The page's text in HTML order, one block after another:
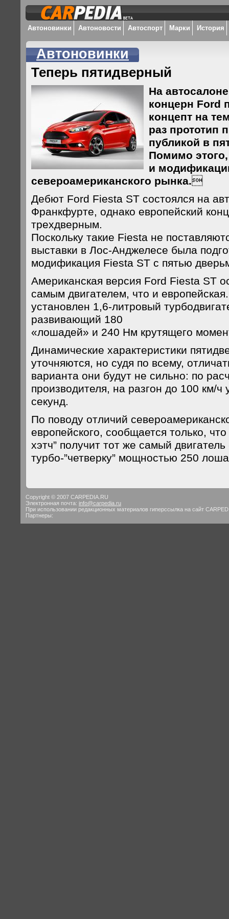
Автоновинки Автоновости Автоспорт Марки История
Автоновинки
Теперь пятидверный
На
концерн Ford
концепт на
раз прототип
публикой в
Помимо
и
североамериканского рынка.
Дебют Ford Fiesta ST состоялся на
Франкфурте, однако европейский
трехдверным.
Поскольку такие Fiesta не
выставки в Лос-Анджелесе была
модификация Fiesta ST с пятью
Американская версия Ford Fiesta ST
самым двигателем, что и
установлен 1,6-литровый
развивающий 180
«лошадей» и 240 Нм крутящего
Динамические характеристики
уточняются, но судя по всему,
варианта они будут не сильно: по
производителя, на разгон до 100 км/
секунд.
По поводу отличий
европейского, сообщается только,
хэтч” получит тот же самый
турбо-”четверку” мощностью 250
Copyright © 2007 CARPEDIA.RU
Электронная почта: info@carpedia.ru
При использовании редакционных материалов гиперссылка на сайт
Партнеры: